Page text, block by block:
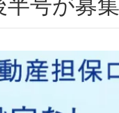
半号が募